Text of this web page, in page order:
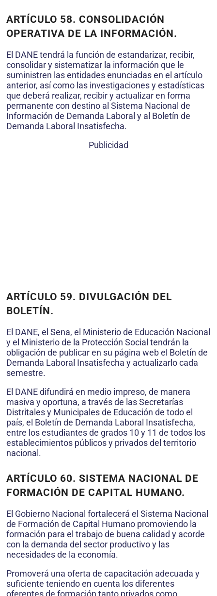
ARTÍCULO 58. CONSOLIDACIÓN
OPERATIVA DE LA INFORMACIÓN.
El DANE tendrá la función de estandarizar, recibir,
consolidar y sistematizar la información que le
suministren las entidades enunciadas en el artículo
anterior, así como las investigaciones y estadísticas
que deberá realizar, recibir y actualizar en forma
permanente con destino al Sistema Nacional de
Información de Demanda Laboral y al Boletín de
Demanda Laboral Insatisfecha.
Publicidad
ARTÍCULO 59. DIVULGACIÓN DEL
BOLETÍN.
El DANE, el Sena, el Ministerio de Educación Nacional
y el Ministerio de la Protección Social tendrán la
obligación de publicar en su página web el Boletín de
Demanda Laboral Insatisfecha y actualizarlo cada
semestre.
El DANE difundirá en medio impreso, de manera
masiva y oportuna, a través de las Secretarías
Distritales y Municipales de Educación de todo el
país, el Boletín de Demanda Laboral Insatisfecha,
entre los estudiantes de grados 10 y 11 de todos los
establecimientos públicos y privados del territorio
nacional.
ARTÍCULO 60. SISTEMA NACIONAL DE
FORMACIÓN DE CAPITAL HUMANO.
El Gobierno Nacional fortalecerá el Sistema Nacional
de Formación de Capital Humano promoviendo la
formación para el trabajo de buena calidad y acorde
con la demanda del sector productivo y las
necesidades de la economía.
Promoverá una oferta de capacitación adecuada y
suficiente teniendo en cuenta los diferentes
oferentes de formación tanto privados como